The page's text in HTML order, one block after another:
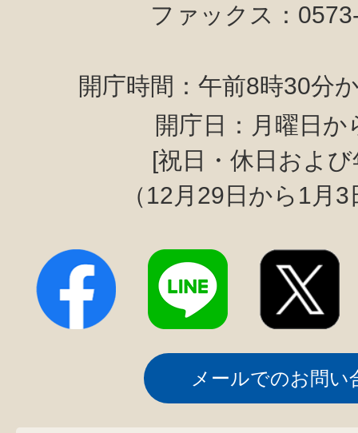
ファックス：
開庁時間：午前8時30分
開庁日：月曜日か
[祝日・休日およ
（12月29日から1月
メールでのお問い